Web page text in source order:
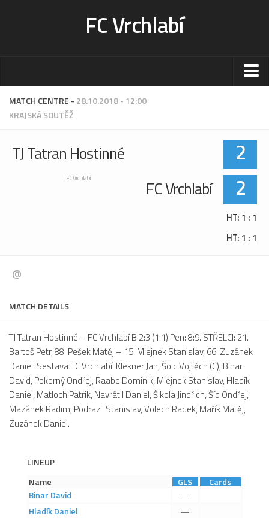
FC Vrchlabí
Stadion
Sportoviště
Ceník
Fotogalerie
Aktuality
Hráči
Realizační tým
Historie
Zápasy 2025/26
MATCH CENTRE - 28.10.2018 - 12:00
KRAJSKÁ SOUTĚŽ
TJ Tatran Hostinné 2
FC Vrchlabí
FC Vrchlabí 2
HT: 1 : 1
HT: 1 : 1
@
MATCH DETAILS
TJ Tatran Hostinné – FC Vrchlabí B 2:3 (1:1) Pen: 8:9. STŘELCI: 21.
Bartoš Petr, 88. Pešek Matěj – 15. Mlejnek Stanislav, 66. Zuzánek
Daniel. Sestava FC Vrchlabí: Klekner Jan, Šolc Vojtěch (C), Binar
David, Pokorný Ondřej, Raabe Dominik, Mlejnek Stanislav, Hladík
Daniel, Matloch Patrik, Navrátil Daniel, Šikola Jindřich, Šíd Ondřej,
Mazánek Radim, Podrazil Stanislav, Volech Radek, Mařík Matěj,
Zuzánek Daniel.
LINEUP
Name
GLS
Cards
Binar David
—
Hladík Daniel
—